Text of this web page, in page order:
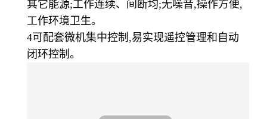
其它能源;工作连续、间断均;无噪音,操作方便,
工作环境卫生。
4可配套微机集中控制,易实现遥控管理和自动
闭环控制。